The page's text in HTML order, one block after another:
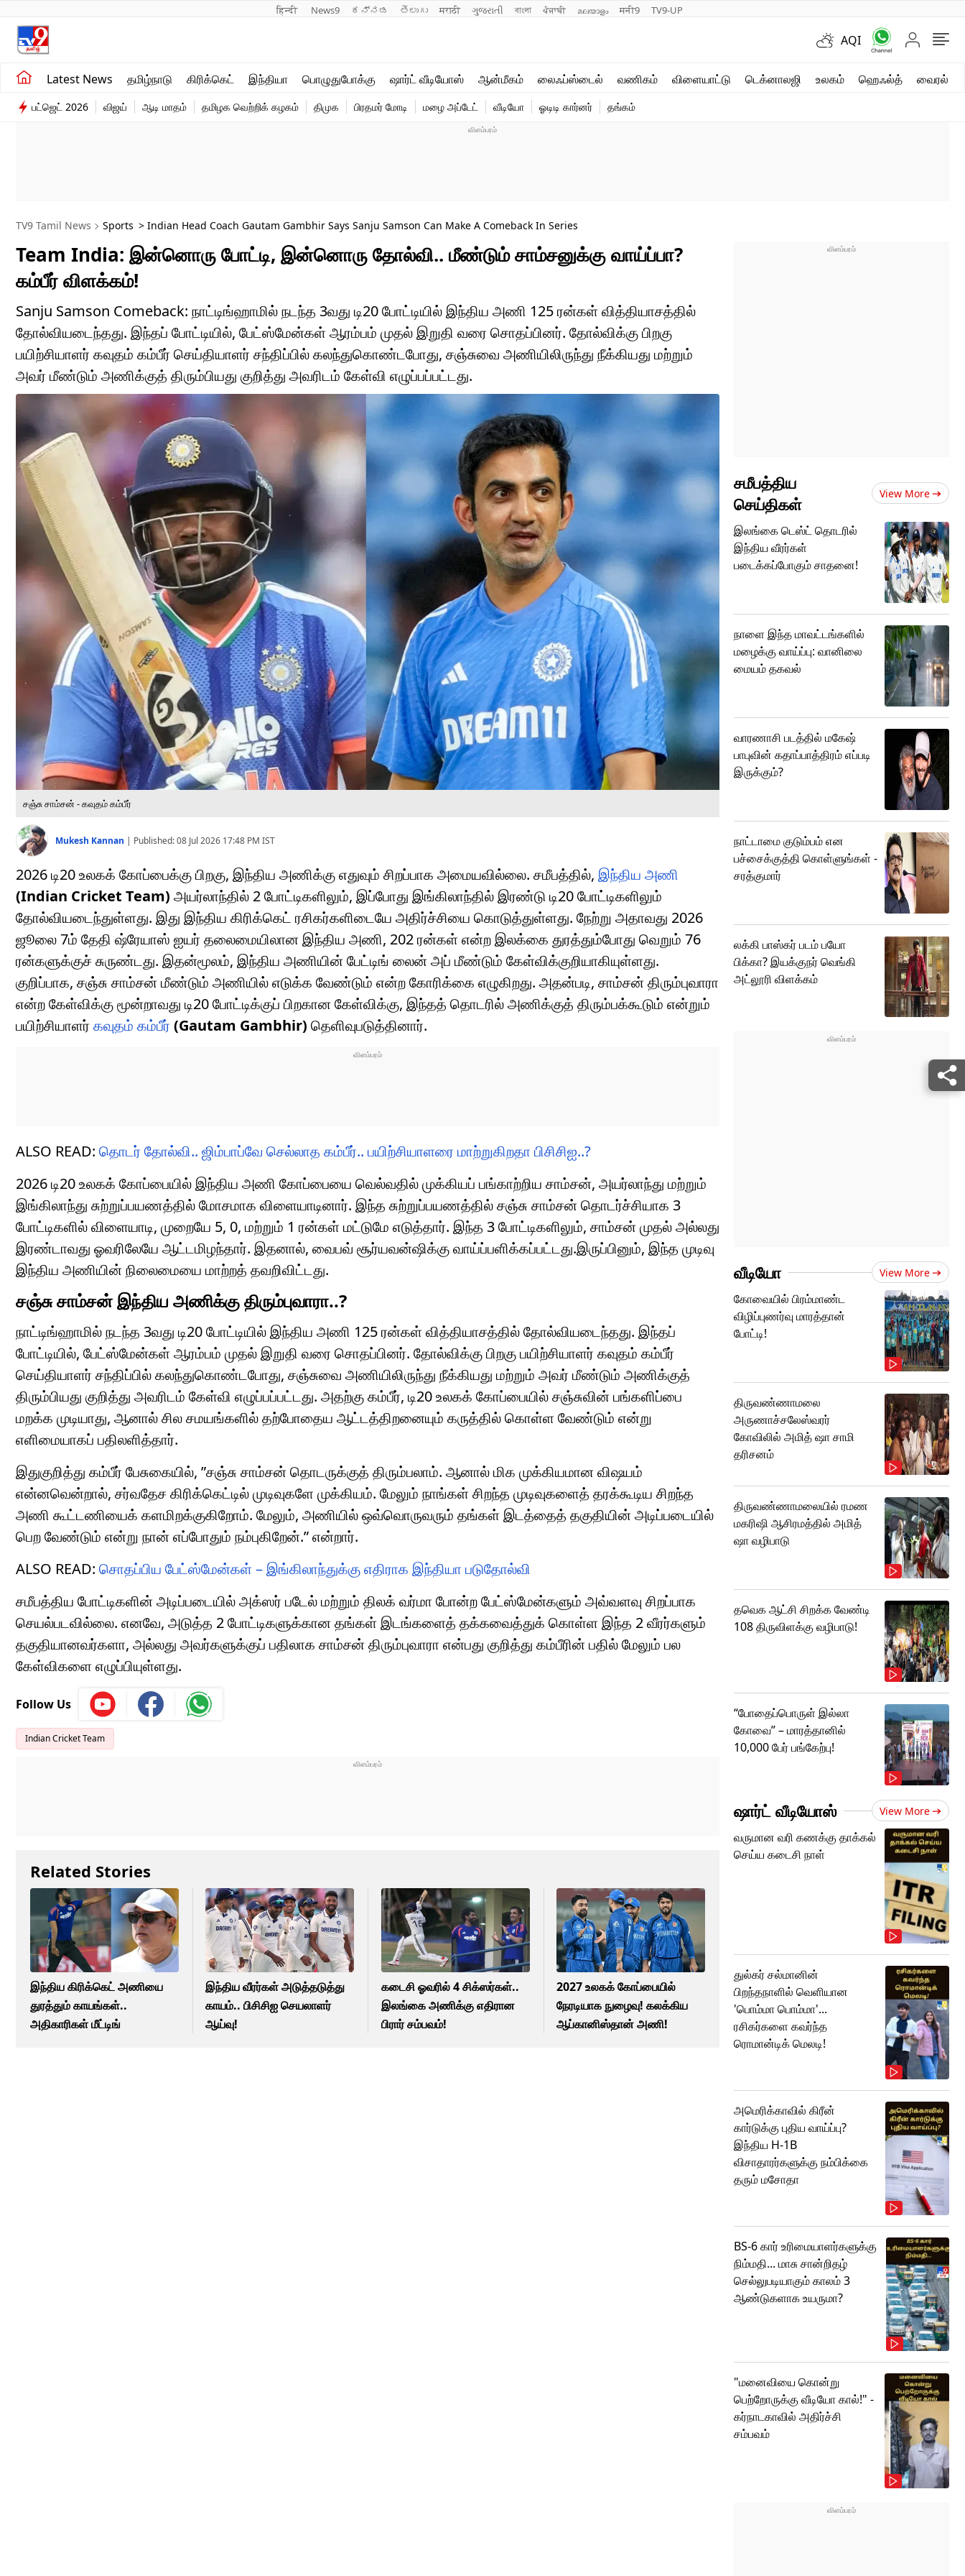
हिन्दी News9 ಕನ್ನಡ తెలుగు मराठी ગુજરાતી বাংলা ਪੰਜਾਬੀ മലയാളം मनी9 TV9-UP
AQI
Latest News தமிழ்நாடு கிரிக்கெட் இந்தியா பொழுதுபோக்கு ஷார்ட் வீடியோஸ் ஆன்மீகம் லைஃப்ஸ்டைல் வணிகம் விளையாட்டு டெக்னாலஜி உலகம் ஹெஃல்த் வைரல்
சமீபத்திய செய்திகள்
தமிழ்நாடு
விளையாட்டு
வணிகம்
வைரல்
பட்ஜெட் 2026 விஜய் ஆடி மாதம் தமிழக வெற்றிக் கழகம் திமுக பிரதமர் மோடி மழை அப்டேட் வீடியோ ஓடிடி கார்னர் தங்கம்
TV9 Tamil News Sports > Indian Head Coach Gautam Gambhir Says Sanju Samson Can Make A Comeback In Series
Team India: இன்னொரு போட்டி, இன்னொரு தோல்வி.. மீண்டும் சாம்சனுக்கு வாய்ப்பா?
கம்பீர் விளக்கம்!
Sanju Samson Comeback: நாட்டிங்ஹாமில் நடந்த 3வது டி20 போட்டியில் இந்திய அணி 125 ரன்கள் வித்தியாசத்தில்
தோல்வியடைந்தது. இந்தப் போட்டியில், பேட்ஸ்மேன்கள் ஆரம்பம் முதல் இறுதி வரை சொதப்பினர். தோல்விக்கு பிறகு
பயிற்சியாளர் கவுதம் கம்பீர் செய்தியாளர் சந்திப்பில் கலந்துகொண்டபோது, ​​சஞ்சுவை அணியிலிருந்து நீக்கியது மற்றும்
அவர் மீண்டும் அணிக்குத் திரும்பியது குறித்து அவரிடம் கேள்வி எழுப்பப்பட்டது.
சஞ்சு சாம்சன் - கவுதம் கம்பீர்
Mukesh Kannan | Published:08 Jul 2026 17:48 PM IST
2026 டி20 உலகக் கோப்பைக்கு பிறகு, இந்திய அணிக்கு எதுவும் சிறப்பாக அமையவில்லை. சமீபத்தில், இந்திய அணி
(Indian Cricket Team) அயர்லாந்தில் 2 போட்டிகளிலும், இப்போது இங்கிலாந்தில் இரண்டு டி20 போட்டிகளிலும்
தோல்வியடைந்துள்ளது. இது இந்திய கிரிக்கெட் ரசிகர்களிடையே அதிர்ச்சியை கொடுத்துள்ளது. நேற்று அதாவது 2026
ஜூலை 7ம் தேதி ஷ்ரேயாஸ் ஐயர் தலைமையிலான இந்திய அணி, 202 ரன்கள் என்ற இலக்கை துரத்தும்போது வெறும் 76
ரன்களுக்குச் சுருண்டது. இதன்மூலம், இந்திய அணியின் பேட்டிங் லைன் அப் மீண்டும் கேள்விக்குறியாகியுள்ளது.
குறிப்பாக, சஞ்சு சாம்சன் மீண்டும் அணியில் எடுக்க வேண்டும் என்ற கோரிக்கை எழுகிறது. அதன்படி, சாம்சன் திரும்புவாரா
என்ற கேள்விக்கு மூன்றாவது டி20 போட்டிக்குப் பிறகான கேள்விக்கு, இந்தத் தொடரில் அணிக்குத் திரும்பக்கூடும் என்றும்
பயிற்சியாளர் கவுதம் கம்பீர் (Gautam Gambhir) தெளிவுபடுத்தினார்.
ALSO READ: தொடர் தோல்வி.. ஜிம்பாப்வே செல்லாத கம்பீர்.. பயிற்சியாளரை மாற்றுகிறதா பிசிசிஐ..?
2026 டி20 உலகக் கோப்பையில் இந்திய அணி கோப்பையை வெல்வதில் முக்கியப் பங்காற்றிய சாம்சன், அயர்லாந்து மற்றும்
இங்கிலாந்து சுற்றுப்பயணத்தில் மோசமாக விளையாடினார். இந்த சுற்றுப்பயணத்தில் சஞ்சு சாம்சன் தொடர்ச்சியாக 3
போட்டிகளில் விளையாடி, முறையே 5, 0, மற்றும் 1 ரன்கள் மட்டுமே எடுத்தார். இந்த 3 போட்டிகளிலும், சாம்சன் முதல் அல்லது
இரண்டாவது ஓவரிலேயே ஆட்டமிழந்தார். இதனால், வைபவ் சூர்யவன்ஷிக்கு வாய்ப்பளிக்கப்பட்டது.இருப்பினும், இந்த முடிவு
இந்திய அணியின் நிலைமையை மாற்றத் தவறிவிட்டது.
சஞ்சு சாம்சன் இந்திய அணிக்கு திரும்புவாரா..?
நாட்டிங்ஹாமில் நடந்த 3வது டி20 போட்டியில் இந்திய அணி 125 ரன்கள் வித்தியாசத்தில் தோல்வியடைந்தது. இந்தப்
போட்டியில், பேட்ஸ்மேன்கள் ஆரம்பம் முதல் இறுதி வரை சொதப்பினர். தோல்விக்கு பிறகு பயிற்சியாளர் கவுதம் கம்பீர்
செய்தியாளர் சந்திப்பில் கலந்துகொண்டபோது, ​​சஞ்சுவை அணியிலிருந்து நீக்கியது மற்றும் அவர் மீண்டும் அணிக்குத்
திரும்பியது குறித்து அவரிடம் கேள்வி எழுப்பப்பட்டது. அதற்கு கம்பீர், டி20 உலகக் கோப்பையில் சஞ்சுவின் பங்களிப்பை
மறக்க முடியாது, ஆனால் சில சமயங்களில் தற்போதைய ஆட்டத்திறனையும் கருத்தில் கொள்ள வேண்டும் என்று
எளிமையாகப் பதிலளித்தார்.
இதுகுறித்து கம்பீர் பேசுகையில், ”சஞ்சு சாம்சன் தொடருக்குத் திரும்பலாம். ஆனால் மிக முக்கியமான விஷயம்
என்னவென்றால், சர்வதேச கிரிக்கெட்டில் முடிவுகளே முக்கியம். மேலும் நாங்கள் சிறந்த முடிவுகளைத் தரக்கூடிய சிறந்த
அணி கூட்டணியைக் களமிறக்குகிறோம். மேலும், அணியில் ஒவ்வொருவரும் தங்கள் இடத்தைத் தகுதியின் அடிப்படையில்
பெற வேண்டும் என்று நான் எப்போதும் நம்புகிறேன்.” என்றார்.
ALSO READ: சொதப்பிய பேட்ஸ்மேன்கள் – இங்கிலாந்துக்கு எதிராக இந்தியா படுதோல்வி
சமீபத்திய போட்டிகளின் அடிப்படையில் அக்ஸர் படேல் மற்றும் திலக் வர்மா போன்ற பேட்ஸ்மேன்களும் அவ்வளவு சிறப்பாக
செயல்படவில்லை. எனவே, அடுத்த 2 போட்டிகளுக்கான தங்கள் இடங்களைத் தக்கவைத்துக் கொள்ள இந்த 2 வீரர்களும்
தகுதியானவர்களா, அல்லது அவர்களுக்குப் பதிலாக சாம்சன் திரும்புவாரா என்பது குறித்து கம்பீரின் பதில் மேலும் பல
கேள்விகளை எழுப்பியுள்ளது.
Follow Us
Indian Cricket Team
Related Stories
இந்திய கிரிக்கெட் அணியை
துரத்தும் காயங்கள்..
அதிகாரிகள் மீட்டிங்
இந்திய வீரர்கள் அடுத்தடுத்து
காயம்.. பிசிசிஐ செயலாளர்
ஆய்வு!
கடைசி ஓவரில் 4 சிக்ஸர்கள்..
இலங்கை அணிக்கு எதிரான
பிரார் சம்பவம்!
2027 உலகக் கோப்பையில்
நேரடியாக நுழைவு! கலக்கிய
ஆப்கானிஸ்தான் அணி!
சமீபத்திய
செய்திகள்
View More
இலங்கை டெஸ்ட் தொடரில்
இந்திய வீரர்கள்
படைக்கப்போகும் சாதனை!
நாளை இந்த மாவட்டங்களில்
மழைக்கு வாய்ப்பு: வானிலை
மையம் தகவல்
வாரணாசி படத்தில் மகேஷ்
பாபுவின் கதாப்பாத்திரம் எப்படி
இருக்கும்?
நாட்டாமை குடும்பம் என
பச்சைக்குத்தி கொள்ளுங்கள் -
சரத்குமார்
லக்கி பாஸ்கர் படம் பயோ
பிக்கா? இயக்குநர் வெங்கி
அட்லூரி விளக்கம்
வீடியோ View More
கோவையில் பிரம்மாண்ட
விழிப்புணர்வு மாரத்தான்
போட்டி!
திருவண்ணாமலை
அருணாச்சலேஸ்வரர்
கோவிலில் அமித் ஷா சாமி
தரிசனம்
திருவண்ணாமலையில் ரமண
மகரிஷி ஆசிரமத்தில் அமித்
ஷா வழிபாடு
தவெக ஆட்சி சிறக்க வேண்டி
108 திருவிளக்கு வழிபாடு!
“போதைப்பொருள் இல்லா
கோவை” – மாரத்தானில்
10,000 பேர் பங்கேற்பு!
ஷார்ட் வீடியோஸ் View More
வருமான வரி கணக்கு தாக்கல்
செய்ய கடைசி நாள்
துல்கர் சல்மானின்
பிறந்தநாளில் வெளியான
'பொம்மா பொம்மா'...
ரசிகர்களை கவர்ந்த
ரொமான்டிக் மெலடி!
அமெரிக்காவில் கிரீன்
கார்டுக்கு புதிய வாய்ப்பு?
இந்திய H-1B
விசாதாரர்களுக்கு நம்பிக்கை
தரும் மசோதா
BS-6 கார் உரிமையாளர்களுக்கு
நிம்மதி... மாசு சான்றிதழ்
செல்லுபடியாகும் காலம் 3
ஆண்டுகளாக உயருமா?
"மனைவியை கொன்று
பெற்றோருக்கு வீடியோ கால்!" -
கர்நாடகாவில் அதிர்ச்சி
சம்பவம்